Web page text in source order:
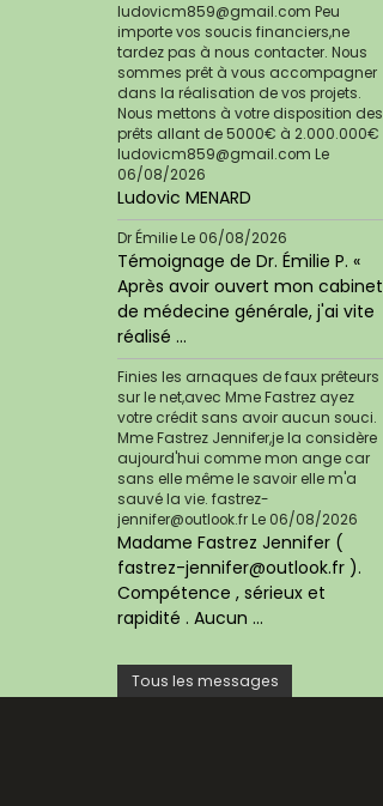
ludovicm859@gmail.com Peu
importe vos soucis financiers,ne
tardez pas à nous contacter. Nous
sommes prêt à vous accompagner
dans la réalisation de vos projets.
Nous mettons à votre disposition des
prêts allant de 5000€ à 2.000.000€
ludovicm859@gmail.com Le
06/08/2026
Ludovic MENARD
Dr ÉmilieLe 06/08/2026
Témoignage de Dr. Émilie P. «
Après avoir ouvert mon cabinet
de médecine générale, j'ai vite
réalisé ...
Finies les arnaques de faux prêteurs
sur le net,avec Mme Fastrez ayez
votre crédit sans avoir aucun souci.
Mme Fastrez Jennifer,je la considère
aujourd'hui comme mon ange car
sans elle même le savoir elle m'a
sauvé la vie. fastrez-
jennifer@outlook.frLe 06/08/2026
Madame Fastrez Jennifer (
fastrez-jennifer@outlook.fr ).
Compétence , sérieux et
rapidité . Aucun ...
Tous les messages